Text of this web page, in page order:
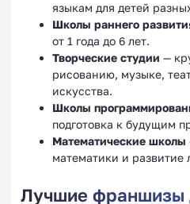
языкам для детей
Школы раннего
от 1 года до 6 лет.
Творческие студии —
рисованию, музыке,
искусства.
Школы
подготовка к будущим
Математические школы
математики и развитие
Лучшие франшизы